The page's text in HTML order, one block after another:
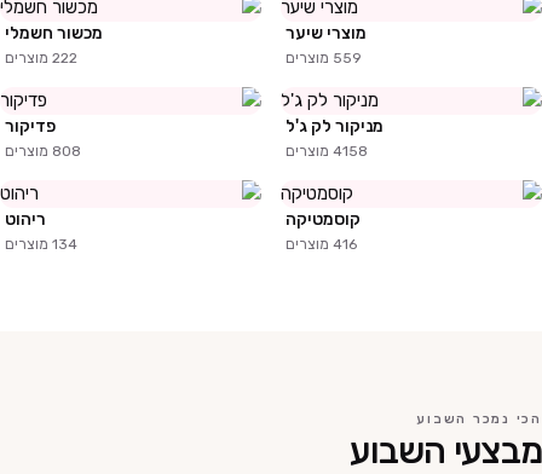
מוצרי שיער
559 מוצרים
מכשור חשמלי
222 מוצרים
מניקור לק ג'ל
4158 מוצרים
פדיקור
808 מוצרים
קוסמטיקה
416 מוצרים
ריהוט
134 מוצרים
הכי נמכר השבוע
מבצעי השבוע